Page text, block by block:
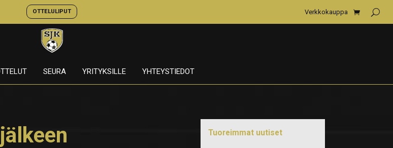
OTTELULIPUT Verkkokauppa
SEURA YRITYKSILLE YHTEYSTIEDOT
Tuoreimmat uutiset